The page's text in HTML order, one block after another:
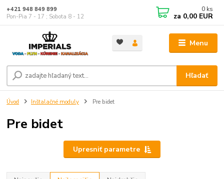
Menu
Hľadať
+421 948 849 899
Pon-Pia 7 - 17 ; Sobota 8 - 12
0 ks
za 0,00 EUR
Úvod Inštalačné moduly Pre bidet
Pre bidet
Upresniť parametre